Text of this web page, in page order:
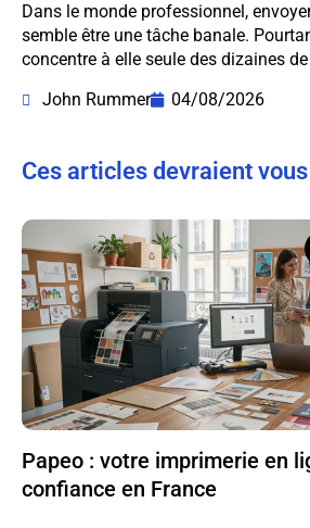
Dans le monde professionnel,
semble être une tâche banale.
concentre à elle seule des dizaines
John Rummer
04/08/2026
Ces articles devraient
Papeo : votre imprimerie en
confiance en France